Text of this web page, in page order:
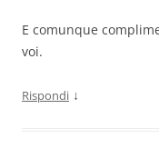
E comunque
voi.
Rispondi ↓